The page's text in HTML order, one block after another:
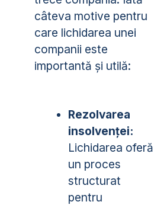
câteva motive pentru
care lichidarea unei
companii este
importantă și utilă:
Rezolvarea
insolvenței:
Lichidarea oferă
un proces
structurat
pentru